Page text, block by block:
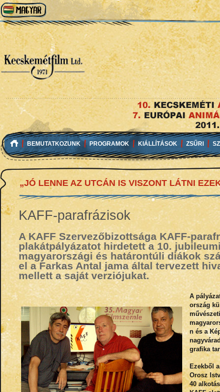
BEMUTATKOZUNK PROGRAMOK KIÁLLÍTÁSOK ZSŰRI
„JÓ LENNE AZ UTCÁN IS VISZONT LÁTNI
KAFF-parafrázisok
A KAFF Szervezőbizottsága KAFF-
plakátpályázatot hirdetett a 10.
magyarországi és határontúli diákok
el a Farkas Antal jama által tervezett
mellett a saját verziójukat.
A
ország
n és a
grafika
Ezekből
Orosz
40